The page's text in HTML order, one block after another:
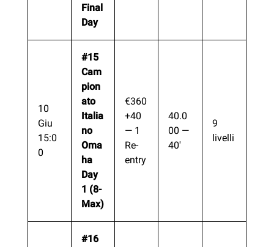
Final
Day
10
Giu
15:0
0
#15
Cam
pion
ato
Italia
no
Oma
ha
Day
1 (8-
Max)
€360
+40
— 1
Re-
entry
40.0
00 —
40′
9
livelli
#16